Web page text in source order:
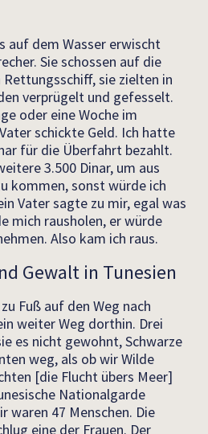
auf dem Wasser erwischt
Sie schossen auf die
Rettungsschiff, sie zielten in
verprügelt und gefesselt.
oder eine Woche im
schickte Geld. Ich hatte
für die Überfahrt bezahlt.
3.500 Dinar, um aus
kommen, sonst würde ich
Vater sagte zu mir, egal was
mich rausholen, er würde
Also kam ich raus.
Gewalt in Tunesien
Fuß auf den Weg nach
weiter Weg dorthin. Drei
es nicht gewohnt, Schwarze
weg, als ob wir Wilde
[die Flucht übers Meer]
Nationalgarde
waren 47 Menschen. Die
eine der Frauen. Der